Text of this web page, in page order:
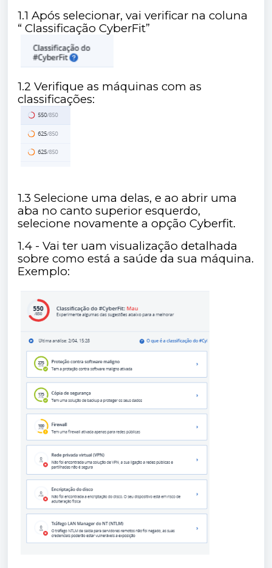
1.1 Após selecionar, vai verificar na coluna
“ Classificação CyberFit”
1.2 Verifique as máquinas com as
classificações:
1.3 Selecione uma delas, e ao abrir uma
aba no canto superior esquerdo,
selecione novamente a opção Cyberfit.
1.4 - Vai ter uam visualização detalhada
sobre como está a saúde da sua máquina.
Exemplo: